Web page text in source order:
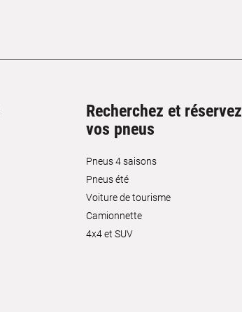
Recherchez et réservez
vos pneus
Pneus 4 saisons
Pneus été
Voiture de tourisme
Camionnette
4x4 et SUV